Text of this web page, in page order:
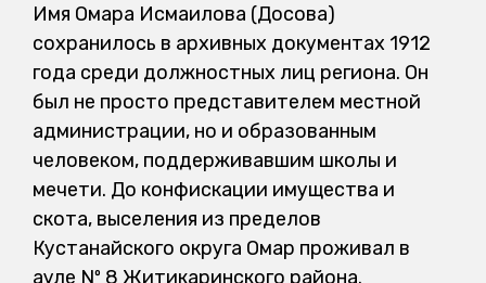
Имя Омара Исмаилова (Досова)
сохранилось в архивных документах 1912
года среди должностных лиц региона. Он
был не просто представителем местной
администрации, но и образованным
человеком, поддерживавшим школы и
мечети. До конфискации имущества и
скота, выселения из пределов
Кустанайского округа Омар проживал в
ауле Nº 8 Житикаринского района.